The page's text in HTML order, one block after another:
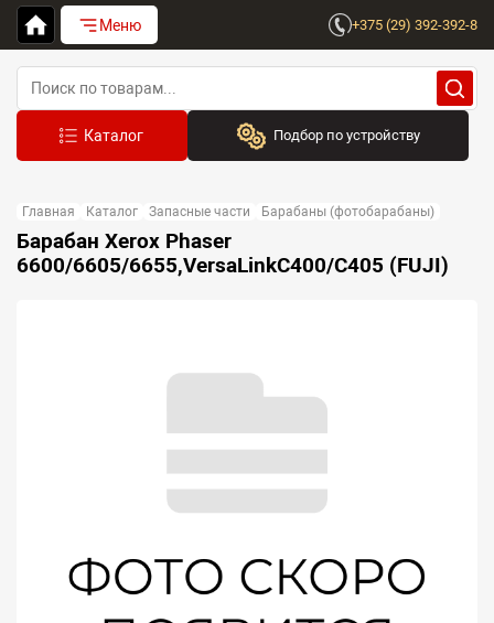
Меню +375 (29) 392-392-8
Подбор по устройству
Выберите бренд
Устройство:
Главная Каталог Запасные части Барабаны (фотобарабаны)
Барабан Xerox Phaser
6600/6605/6655,VersaLinkC400/C405 (FUJI)